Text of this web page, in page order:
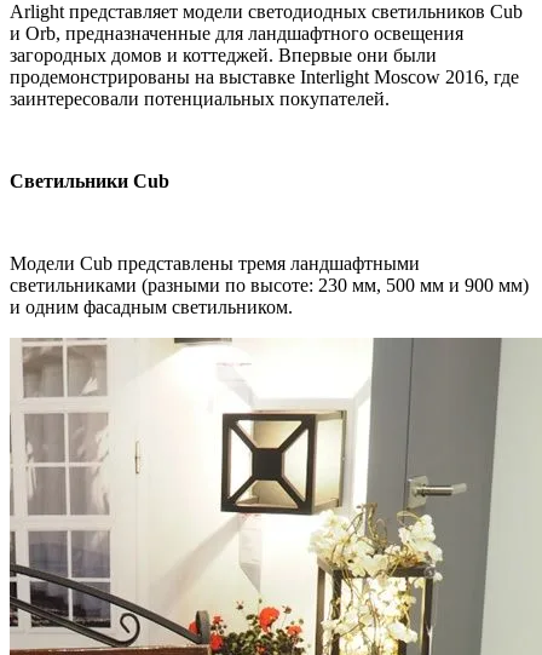
Arlight представляет модели светодиодных светильников Cub
и Orb, предназначенные для ландшафтного освещения
загородных домов и коттеджей. Впервые они были
продемонстрированы на выставке Interlight Moscow 2016, где
заинтересовали потенциальных покупателей.
Светильники Cub
Модели Cub представлены тремя ландшафтными
светильниками (разными по высоте: 230 мм, 500 мм и 900 мм)
и одним фасадным светильником.